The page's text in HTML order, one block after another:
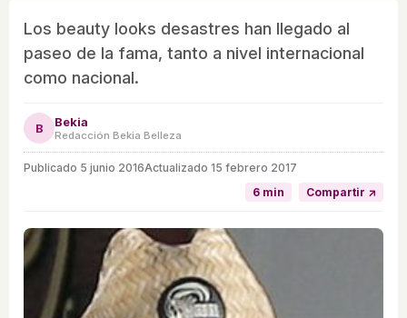
Los beauty looks desastres han llegado al
paseo de la fama, tanto a nivel internacional
como nacional.
B Bekia
Redacción Bekia Belleza
Publicado 5 junio 2016Actualizado 15 febrero 2017
6 min
Compartir ↗